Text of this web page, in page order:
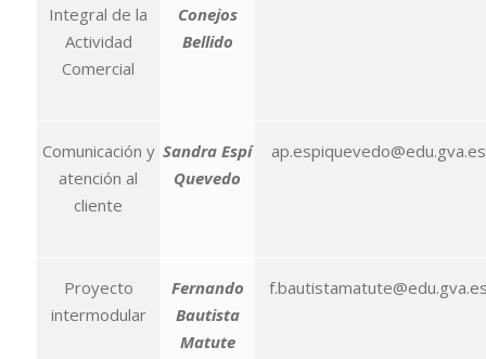
Integral de la
Actividad
Comercial
Conejos
Bellido
Comunicación y
atención al
cliente
Sandra Espí
Quevedo
ap.espiquevedo@edu.gva.es
Proyecto
intermodular
Fernando
Bautista
Matute